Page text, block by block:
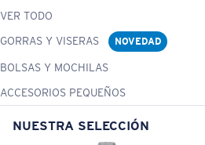
VER TODO
GORRAS Y VISERAS
NOVEDAD
BOLSAS Y MOCHILAS
ACCESORIOS PEQUEÑOS
NUESTRA SELECCIÓN